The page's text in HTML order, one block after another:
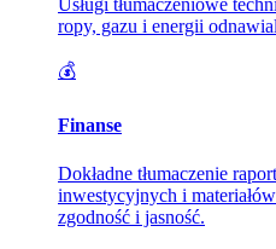
Usługi tłumaczeniowe
ropy, gazu i energii
💰
Finanse
Dokładne tłumaczenie
inwestycyjnych i
zgodność i jasność.